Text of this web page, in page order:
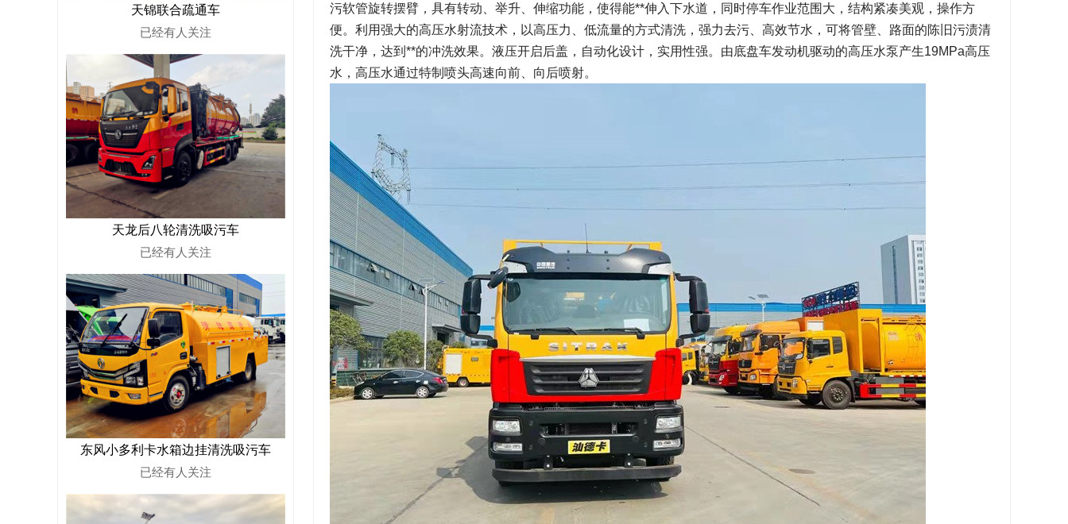
污软管旋转摆臂，具有转动、举升、伸缩功能，使得能**伸入下水道，同时停车作业范围大，结构紧凑美观，操作方
便。利用强大的高压水射流技术，以高压力、低流量的方式清洗，强力去污、高效节水，可将管壁、路面的陈旧污渍清
洗干净，达到**的冲洗效果。液压开启后盖，自动化设计，实用性强。由底盘车发动机驱动的高压水泵产生19MPa高压
水，高压水通过特制喷头高速向前、向后喷射。
天锦联合疏通车
已经有人关注
天龙后八轮清洗吸污车
已经有人关注
东风小多利卡水箱边挂清洗吸污车
已经有人关注